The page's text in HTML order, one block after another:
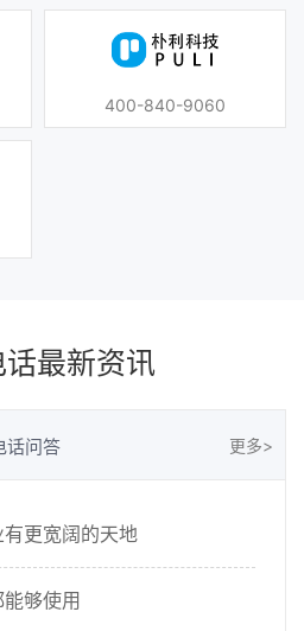
400-840-9060
最新资讯
话问答 更多>
更宽阔的天地
够使用
口碑好的400...
同的区域吗